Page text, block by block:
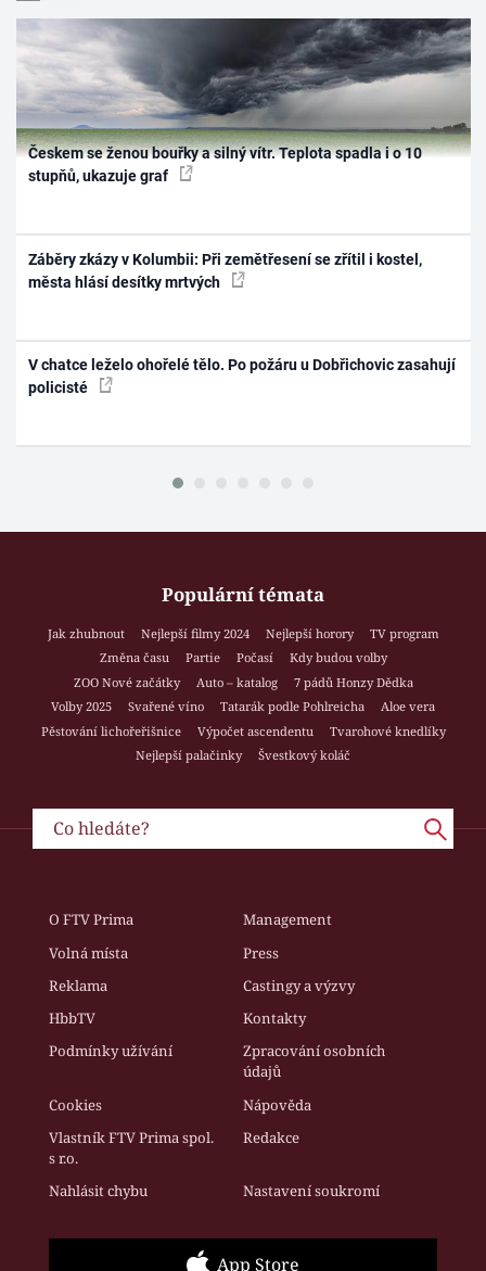
Českem se ženou bouřky a silný vítr. Teplota spadla i o 10
stupňů, ukazuje graf
Záběry zkázy v Kolumbii: Při zemětřesení se zřítil i kostel,
města hlásí desítky mrtvých
V chatce leželo ohořelé tělo. Po požáru u Dobřichovic zasahují
policisté
Populární témata
Jak zhubnout Nejlepší filmy 2024 Nejlepší horory
TV program
Změna času
Partie Počasí
Kdy budou volby
ZOO Nové začátky
Auto – katalog
7 pádů Honzy Dědka
Volby 2025
Svařené víno Tatarák podle Pohlreicha
Aloe vera
Pěstování lichořeřišnice
Výpočet ascendentu
Tvarohové knedlíky
Nejlepší palačinky
Švestkový koláč
O FTV Prima
Management
Volná místa
Press
Reklama
Castingy a výzvy
HbbTV
Kontakty
Podmínky užívání
Zpracování osobních
údajů
Cookies
Nápověda
Vlastník FTV Prima spol.
s r.o.
Redakce
Nahlásit chybu Nastavení soukromí
App Store